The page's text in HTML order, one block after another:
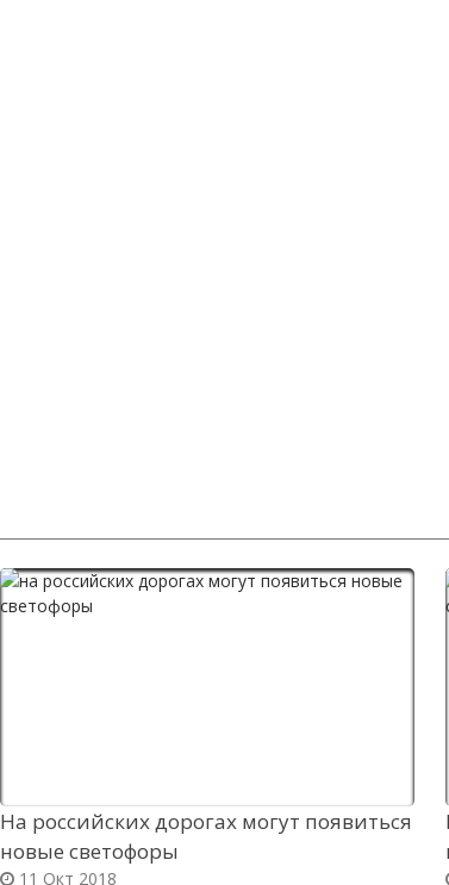
На российских дорогах могут появиться
новые светофоры
11 Окт 2018